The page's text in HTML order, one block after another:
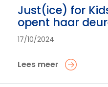
Just(ice) for
opent haar
17/10/2024
Lees meer